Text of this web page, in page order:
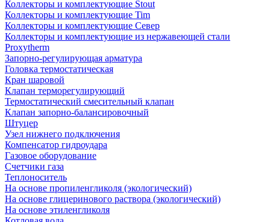
Коллекторы и комплектующие Stout
Коллекторы и комплектующие Tim
Коллекторы и комплектующие Север
Коллекторы и комплектующие из нержавеющей стали
Proxytherm
Запорно-регулирующая арматура
Головка термостатическая
Кран шаровой
Клапан терморегулирующий
Термостатический смесительный клапан
Клапан запорно-балансировочный
Штуцер
Узел нижнего подключения
Компенсатор гидроудара
Газовое оборудование
Счетчики газа
Теплоноситель
На основе пропиленгликоля (экологический)
На основе глицеринового раствора (экологический)
На основе этиленгликоля